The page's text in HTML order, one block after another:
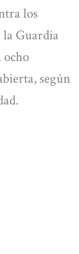
los
la Guardia
ocho
según